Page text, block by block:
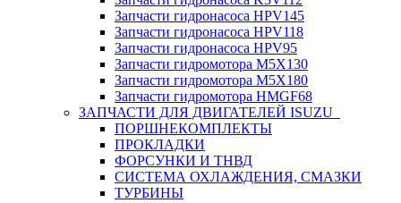
Запчасти гидронасоса HPV145
Запчасти гидронасоса HPV118
Запчасти гидронасоса HPV95
Запчасти гидромотора M5X130
Запчасти гидромотора M5X180
Запчасти гидромотора HMGF68
ЗАПЧАСТИ ДЛЯ ДВИГАТЕЛЕЙ ISUZU
ПОРШНЕКОМПЛЕКТЫ
ПРОКЛАДКИ
ФОРСУНКИ И ТНВД
СИСТЕМА ОХЛАЖДЕНИЯ, СМАЗКИ
ТУРБИНЫ